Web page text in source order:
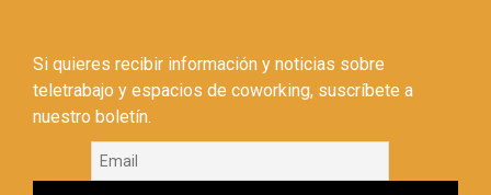
Si quieres recibir información y noticias sobre
teletrabajo y espacios de coworking, suscríbete a
nuestro boletín.